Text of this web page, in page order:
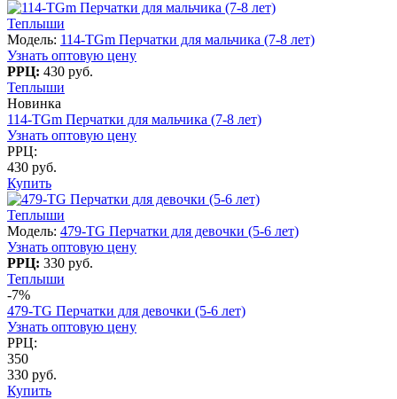
Теплыши
Модель: 114-TGm Перчатки для мальчика (7-8 лет)
Узнать оптовую цену
РРЦ: 430 руб.
Теплыши
Новинка
114-TGm Перчатки для мальчика (7-8 лет)
Узнать оптовую цену
РРЦ:
430 руб.
Купить
Теплыши
Модель: 479-TG Перчатки для девочки (5-6 лет)
Узнать оптовую цену
РРЦ: 330 руб.
Теплыши
-7%
479-TG Перчатки для девочки (5-6 лет)
Узнать оптовую цену
РРЦ:
350
330 руб.
Купить